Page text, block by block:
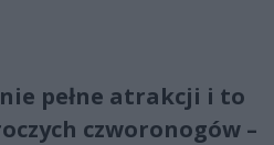
pełne atrakcji i to
czworonogów –